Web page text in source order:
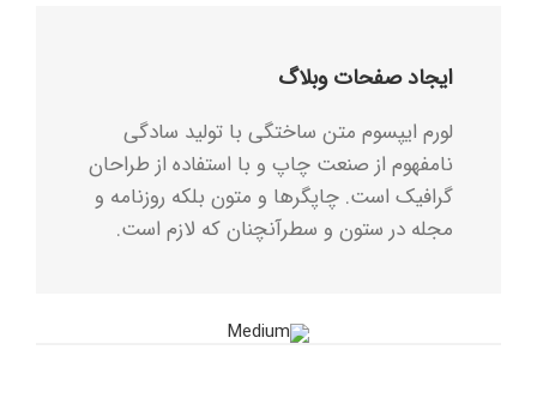
ایجاد صفحات وبلاگ
لورم ایپسوم متن ساختگی با تولید سادگی
نامفهوم از صنعت چاپ و با استفاده از طراحان
گرافیک است. چاپگرها و متون بلکه روزنامه و
مجله در ستون و سطرآنچنان که لازم است.